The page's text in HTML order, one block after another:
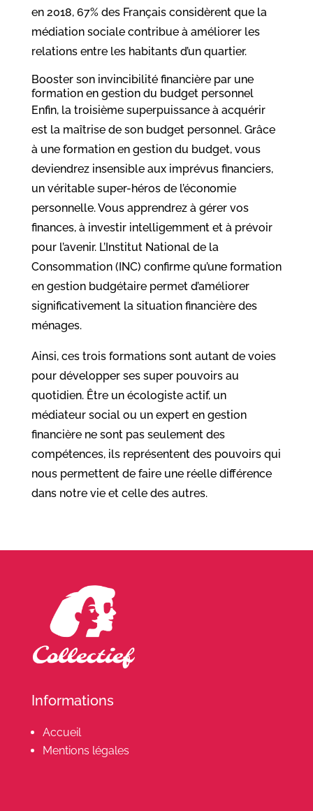
en 2018, 67% des Français considèrent que la
médiation sociale contribue à améliorer les
relations entre les habitants d’un quartier.
Booster son invincibilité financière par une
formation en gestion du budget personnel
Enfin, la troisième superpuissance à acquérir
est la maîtrise de son budget personnel. Grâce
à une formation en gestion du budget, vous
deviendrez insensible aux imprévus financiers,
un véritable super-héros de l’économie
personnelle. Vous apprendrez à gérer vos
finances, à investir intelligemment et à prévoir
pour l’avenir. L’Institut National de la
Consommation (INC) confirme qu’une formation
en gestion budgétaire permet d’améliorer
significativement la situation financière des
ménages.
Ainsi, ces trois formations sont autant de voies
pour développer ses super pouvoirs au
quotidien. Être un écologiste actif, un
médiateur social ou un expert en gestion
financière ne sont pas seulement des
compétences, ils représentent des pouvoirs qui
nous permettent de faire une réelle différence
dans notre vie et celle des autres.
Informations
Accueil
Mentions légales